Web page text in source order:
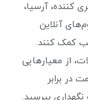
کننده، آرسیا،
آنلاین
کمک کنند.
از معیارهایی
در برابر
بپرسید.